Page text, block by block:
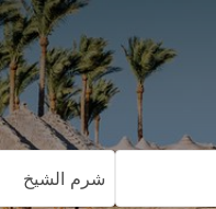
شرم الشیخ